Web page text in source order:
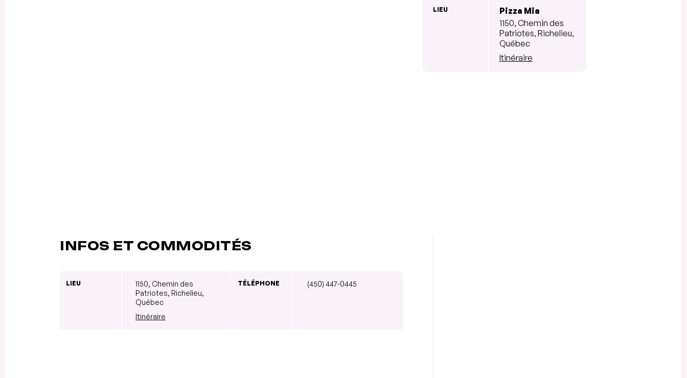
LIEU
Pizza Mia
1150, Chemin des
Patriotes, Richelieu,
Québec
Itinéraire
INFOS ET COMMODITÉS
LIEU
1150, Chemin des
Patriotes, Richelieu,
Québec
Itinéraire
TÉLÉPHONE (450) 447-0445